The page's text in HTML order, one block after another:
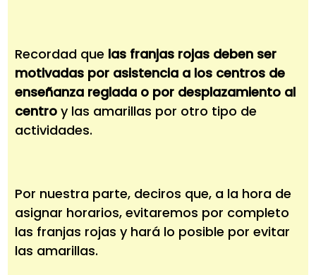
Recordad que las franjas rojas deben ser
motivadas por asistencia a los centros de
enseñanza reglada o por desplazamiento al
centro y las amarillas por otro tipo de
actividades.
Por nuestra parte, deciros que, a la hora de
asignar horarios, evitaremos por completo
las franjas rojas y hará lo posible por evitar
las amarillas.